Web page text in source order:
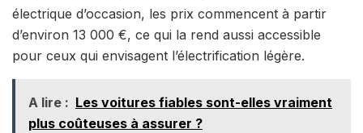
électrique d’occasion, les prix commencent à partir
d’environ 13 000 €, ce qui la rend aussi accessible
pour ceux qui envisagent l’électrification légère.
A lire : Les voitures fiables sont-elles vraiment
plus coûteuses à assurer ?